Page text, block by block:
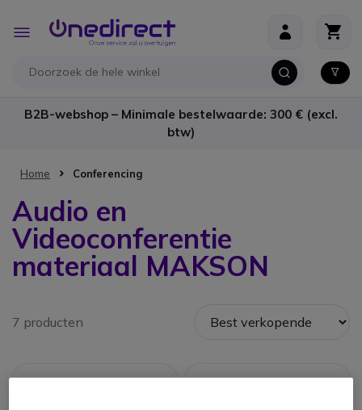
Toggle
Nav
B2B-webshop – Minimale bestelwaarde: 300 € (excl.
btw)
Home Conferencing
Audio en
Videoconferentie
materiaal MAKSON
7 producten